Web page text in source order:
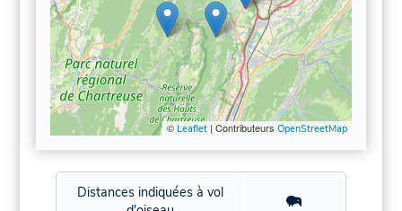
© Leaflet| Contributeurs OpenStreetMap
Distances indiquées à vol